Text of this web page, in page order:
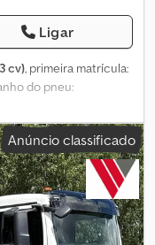
Ligar
cv), primeira matrícula:
do pneu:
do tanque de
condutor: cabina
, classe de emissão:
10 370 mm, largura
de fabrico:2026,
opções e acessórios = -
Dcodpfx Ajzr D U
Anúncio classificado